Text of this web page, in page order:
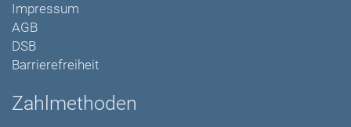
Impressum
AGB
DSB
Barrierefreiheit
Zahlmethoden